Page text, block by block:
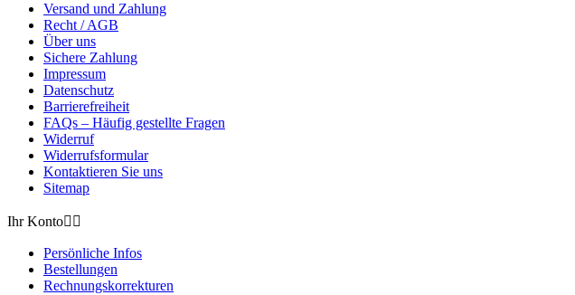
Versand und Zahlung
Recht / AGB
Über uns
Sichere Zahlung
Impressum
Datenschutz
Barrierefreiheit
FAQs – Häufig gestellte Fragen
Widerruf
Widerrufsformular
Kontaktieren Sie uns
Sitemap
Ihr Konto 
Persönliche Infos
Bestellungen
Rechnungskorrekturen